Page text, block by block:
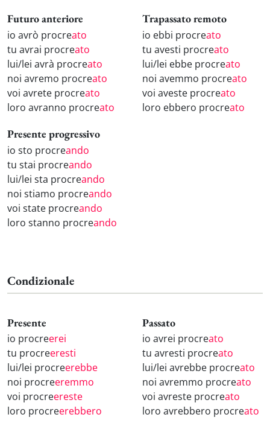
Futuro anteriore
io avrò procreato
tu avrai procreato
lui/lei avrà procreato
noi avremo procreato
voi avrete procreato
loro avranno procreato
Trapassato remoto
io ebbi procreato
tu avesti procreato
lui/lei ebbe procreato
noi avemmo procreato
voi aveste procreato
loro ebbero procreato
Presente progressivo
io sto procreando
tu stai procreando
lui/lei sta procreando
noi stiamo procreando
voi state procreando
loro stanno procreando
Condizionale
Presente
io procreerei
tu procreeresti
lui/lei procreerebbe
noi procreeremmo
voi procreereste
loro procreerebbero
Passato
io avrei procreato
tu avresti procreato
lui/lei avrebbe procreato
noi avremmo procreato
voi avreste procreato
loro avrebbero procreato